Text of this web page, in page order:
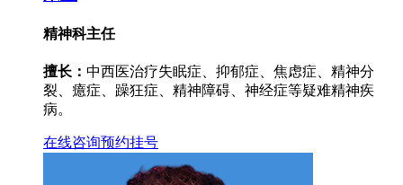
精神科主任
擅长： 中西医治疗失眠症、抑郁症、焦虑症、精神分
裂、癔症、躁狂症、精神障碍、神经症等疑难精神疾
病。
在线咨询预约挂号